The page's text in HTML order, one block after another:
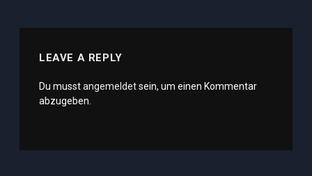
LEAVE A REPLY
Du musstangemeldetsein, um einen Kommentar
abzugeben.